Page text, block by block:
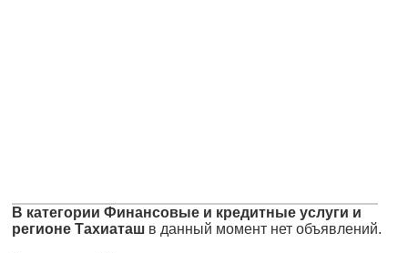
В категории Финансовые и кредитные услуги и
регионе Тахиаташ в данный момент нет объявлений.